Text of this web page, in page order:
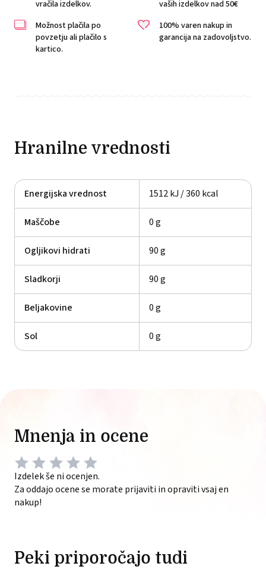
vračila izdelkov.
vaših izdelkov nad 50€
Možnost plačila po
povzetju ali plačilo s
kartico.
100% varen nakup in
garancija na zadovoljstvo.
Hranilne vrednosti
Energijska vrednost 1512 kJ / 360 kcal
Maščobe 0 g
Ogljikovi hidrati 90 g
Sladkorji 90 g
Beljakovine 0 g
Sol 0 g
Mnenja in ocene
Izdelek še ni ocenjen.
Za oddajo ocene se morate prijaviti in opraviti vsaj en
nakup!
Peki priporočajo tudi